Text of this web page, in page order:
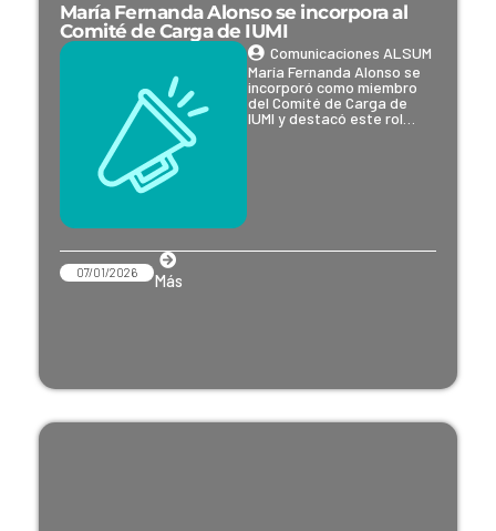
María Fernanda Alonso se incorpora al
Comité de Carga de IUMI
Comunicaciones ALSUM
María Fernanda Alonso se
incorporó como miembro
del Comité de Carga de
IUMI y destacó este rol…
07/01/2026 Más